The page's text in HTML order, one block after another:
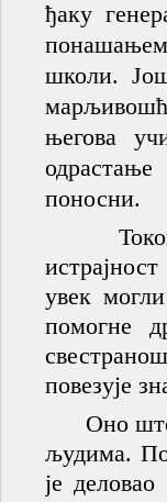
ђаку
школи.
његова
поносни.
Током
увек
помогне
повезује
Оно што
људима.
је